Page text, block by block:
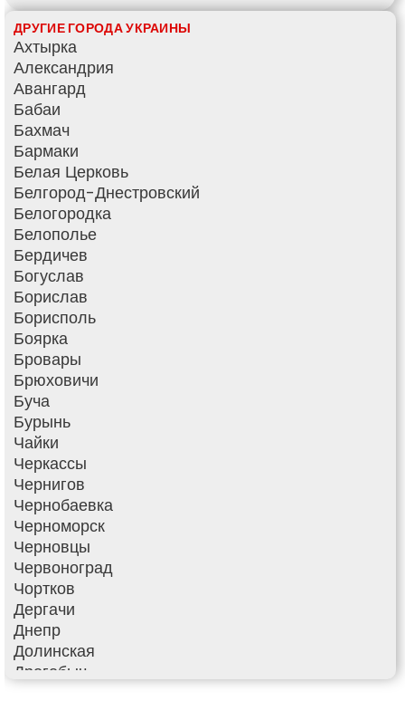
Купить и доставить
Обратная доставка
Быстрая курьерская доставка
Доставка за 60 минут
Доставить товар клиенту
Заказ еды на дом
АТБ доставка
Сильпо доставка
Варус доставка
Ашан доставка
ДРУГИЕ ГОРОДА УКРАИНЫ
Ахтырка
Александрия
Авангард
Бабаи
Бахмач
Бармаки
Белая Церковь
Белгород-Днестровский
Белогородка
Белополье
Бердичев
Богуслав
Борислав
Борисполь
Боярка
Бровары
Брюховичи
Буча
Бурынь
Чайки
Черкассы
Чернигов
Чернобаевка
Черноморск
Черновцы
Червоноград
Чортков
Дергачи
Днепр
Долинская
Дрогобыч